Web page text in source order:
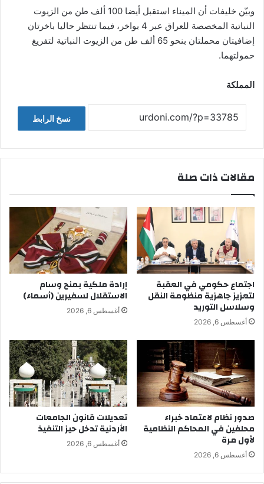
وبيّن خليفات أن الميناء استقبل أيضا 100 ألف طن من الزيوت
النباتية المخصصة للعراق عبر 4 بواخر، فيما تنتظر حاليا باخرتان
إضافيتان محملتان بنحو 65 ألف طن من الزيوت النباتية لتفريغ
حمولتهما.
المملكة
نسخ الرابط
مقالات ذات صلة
اجتماع حكومي في العقبة
لتعزيز جاهزية منظومة النقل
وسلاسل التوريد
أغسطس 6, 2026
إرادة ملكية بمنح وسام
الاستقلال لسفيرين (أسماء)
أغسطس 6, 2026
صدور نظام لاعتماد خبراء
محلفين في المحاكم النظامية
لأول مرة
أغسطس 6, 2026
تعديلات قانون الجامعات
الأردنية تدخل حيز التنفيذ
أغسطس 6, 2026